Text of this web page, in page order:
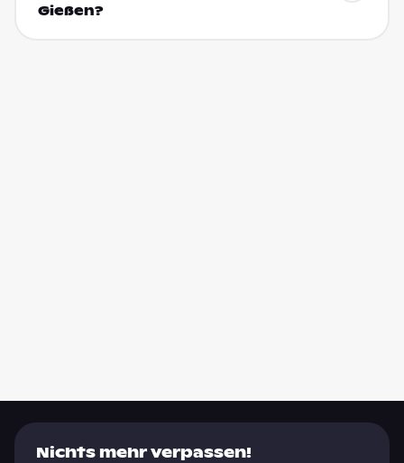
Gießen?
Nichts mehr verpassen!